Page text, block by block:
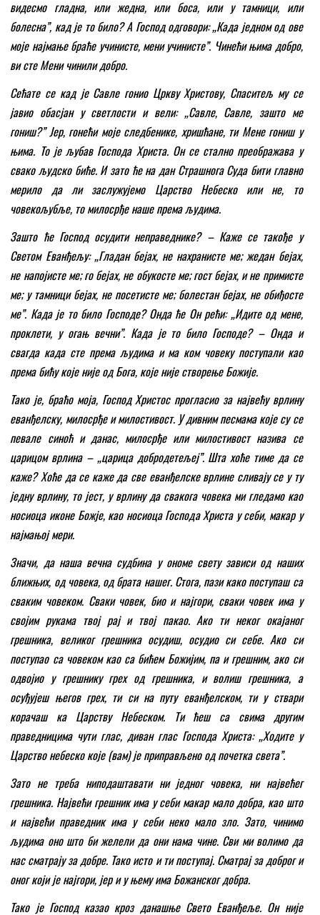
видесмо гладна, или жедна, или боса, или у тамници, или
болесна”, кад је то било? А Господ одговори: „Када једном од ове
моје најмање браће учинисте, мени учинисте”. Чинећи њима добро,
ви сте Мени чинили добро.
Сећате се кад је Савле гонио Цркву Христову, Спаситељ му се
јавио обасјан у светлости и вели: „Савле, Савле, зашто ме
гониш?” Јер, гонећи моје следбенике, хришћане, ти Мене гониш у
њима. То је љубав Господа Христа. Он се стално преображава у
свако људско биће. И зато ће на дан Страшнога Суда бити главно
мерило да ли заслужујемо Царство Небеско или не, то
човекољубље, то милосрђе наше према људима.
Зашто ће Господ осудити неправеднике? – Каже се такође у
Светом Еванђељу: „Гладан бејах, не нахранисте ме; жедан бејах,
не напојисте ме; го бејах, не обукосте ме; гост бејах, и не примисте
ме; у тамници бејах, не посетисте ме; болестан бејах, не обиђосте
ме”. Када је то било Господе? Онда ће Он рећи: „Идите од мене,
проклети, у огањ вечни”. Када је то било Господе? – Онда и
свагда када сте према људима и ма ком човеку поступали као
према бићу које није од Бога, које није створење Божије.
Тако је, браћо моја, Господ Христос прогласио за највећу врлину
еванђелску, милосрђе и милостивост. У дивним песмама које су се
певале синоћ и данас, милосрђе или милостивост назива се
царицом врлина – „царица добродетељеј”. Шта хоће тиме да се
каже? Хоће да се каже да све еванђелске врлине сливају се у ту
једну врлину, то јест, у врлину да свакога човека ми гледамо као
носиоца иконе Божје, као носиоца Господа Христа у себи, макар у
најмањој мери.
Значи, да наша вечна судбина у ономе свету зависи од наших
ближњих, од човека, од брата нашег. Стога, пази како поступаш са
сваким човеком. Сваки човек, био и најгори, сваки човек има у
својим рукама твој рај и твој пакао. Ако ти неког окајаног
грешника, великог грешника осудиш, осудио си себе. Ако си
поступао са човеком као са бићем Божијим, па и грешним, ако си
одвојио у грешнику грех од грешника, и волиш грешника, а
осуђујеш његов грех, ти си на путу еванђелском, ти у ствари
корачаш ка Царству Небеском. Ти ћеш са свима другим
праведницима чути глас, диван глас Господа Христа: „Ходите у
Царство небеско које (вам) је приправљено од почетка света”.
Зато не треба ниподаштавати ни једног човека, ни највећег
грешника. Највећи грешник има у себи макар мало добра, као што
и највећи праведник има у себи неко мало зло. Зато, чинимо
људима оно што би желели да они нама чине. Сви ми волимо да
нас сматрају за добре. Тако исто и ти поступај. Сматрај за доброг и
оног који је најгори, јер и у њему има Божанског добра.
Тако је Господ казао кроз данашње Свето Еванђеље. Он није